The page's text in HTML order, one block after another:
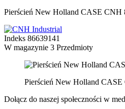
Pierścień New Holland CASE CNH
Indeks 86639141
W magazynie 3 Przedmioty
Pierścień New Holland
Dołącz do naszej społeczności w